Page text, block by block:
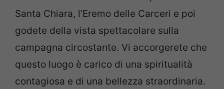
Santa Chiara, l’Eremo delle Carceri e poi
godete della vista spettacolare sulla
campagna circostante. Vi accorgerete che
questo luogo è carico di una spiritualità
contagiosa e di una bellezza straordinaria.